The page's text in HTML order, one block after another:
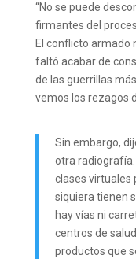
“No se puede
firmantes del
El conflicto armado
faltó acabar de
de las guerrillas
vemos los rezagos
Sin embargo,
otra
clases virtuales
siquiera tienen
hay vías ni
centros de
productos que